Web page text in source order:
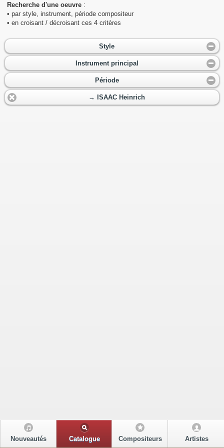
Recherche d'une oeuvre :
• par style, instrument, période compositeur
• en croisant / décroisant ces 4 critères
Style
Instrument principal
Période
→ ISAAC Heinrich
Nouveautés Catalogue Compositeurs Artistes